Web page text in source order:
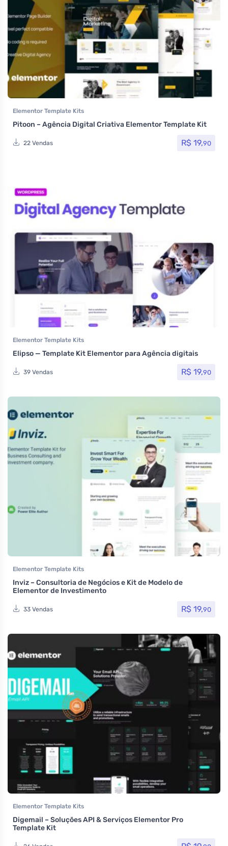
Elementor Template Kits
Pitoon – Agência Digital Criativa Elementor Template Kit
22 Vendas R$ 19,90
Elementor Template Kits
Elipso — Template Kit Elementor para Agência digitais
39 Vendas R$ 19,90
Elementor Template Kits
Inviz – Consultoria de Negócios e Kit de Modelo de
Elementor de Investimento
33 Vendas R$ 19,90
Elementor Template Kits
Digemail – Soluções API & Serviços Elementor Pro
Template Kit